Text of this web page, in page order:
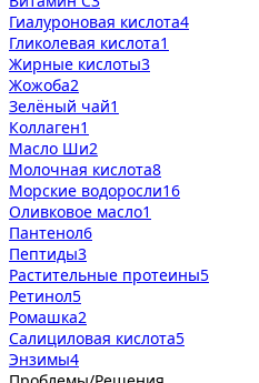
Гиалуроновая кислота4
Гликолевая кислота1
Жирные кислоты3
Жожоба2
Зелёный чай1
Коллаген1
Масло Ши2
Молочная кислота8
Морские водоросли16
Оливковое масло1
Пантенол6
Пептиды3
Растительные протеины5
Ретинол5
Ромашка2
Салициловая кислота5
Энзимы4